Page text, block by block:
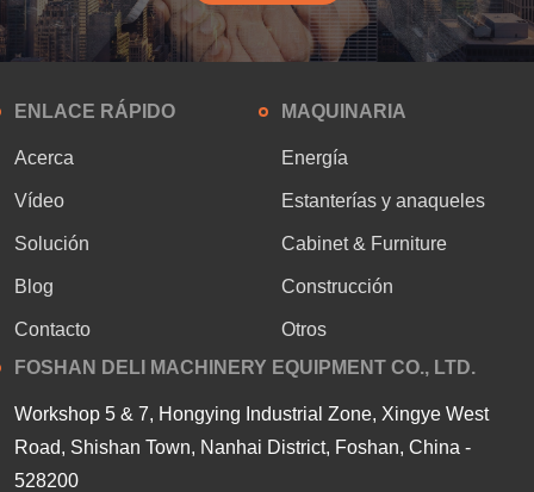
ENLACE RÁPIDO
Acerca
Vídeo
Solución
Blog
Contacto
MAQUINARIA
Energía
Estanterías y anaqueles
Cabinet & Furniture
Construcción
Otros
FOSHAN DELI MACHINERY EQUIPMENT CO., LTD.
Workshop 5 & 7, Hongying Industrial Zone, Xingye West
Road, Shishan Town, Nanhai District, Foshan, China -
528200